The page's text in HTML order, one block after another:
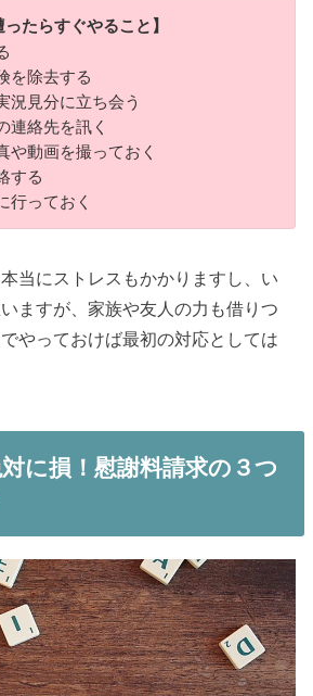
ったらすぐやること】
除去する
見分に立ち会う
絡先を訊く
動画を撮っておく
する
っておく
当にストレスもかかりますし、い
ますが、家族や友人の力も借りつ
やっておけば最初の対応としては
に損！慰謝料請求の３つ